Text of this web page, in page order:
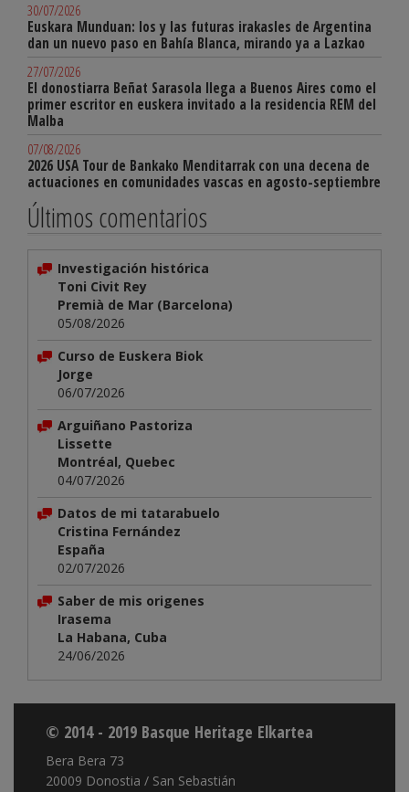
30/07/2026
Euskara Munduan: los y las futuras irakasles de Argentina
dan un nuevo paso en Bahía Blanca, mirando ya a Lazkao
27/07/2026
El donostiarra Beñat Sarasola llega a Buenos Aires como el
primer escritor en euskera invitado a la residencia REM del
Malba
07/08/2026
2026 USA Tour de Bankako Menditarrak con una decena de
actuaciones en comunidades vascas en agosto-septiembre
Últimos comentarios
Investigación histórica
Toni Civit Rey
Premià de Mar (Barcelona)
05/08/2026
Curso de Euskera Biok
Jorge
06/07/2026
Arguiñano Pastoriza
Lissette
Montréal, Quebec
04/07/2026
Datos de mi tatarabuelo
Cristina Fernández
España
02/07/2026
Saber de mis origenes
Irasema
La Habana, Cuba
24/06/2026
© 2014 - 2019 Basque Heritage Elkartea
Bera Bera 73
20009 Donostia / San Sebastián